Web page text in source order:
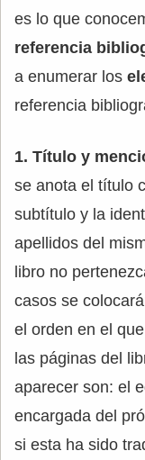
es lo que
referencia
a enumerar los
referencia
1. Título y
se anota el título
subtítulo y la
apellidos del
libro no
casos se
el orden en el
las páginas del
aparecer son: el
encargada del
si esta ha sido